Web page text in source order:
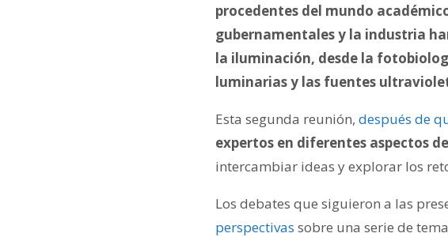
procedentes del mundo
gubernamentales y la industria
la iluminación, desde la
luminarias y las fuentes
Esta segunda reunión, después de
expertos en diferentes aspectos
intercambiar ideas y explorar los
Los debates que siguieron a las
perspectivas sobre una serie de